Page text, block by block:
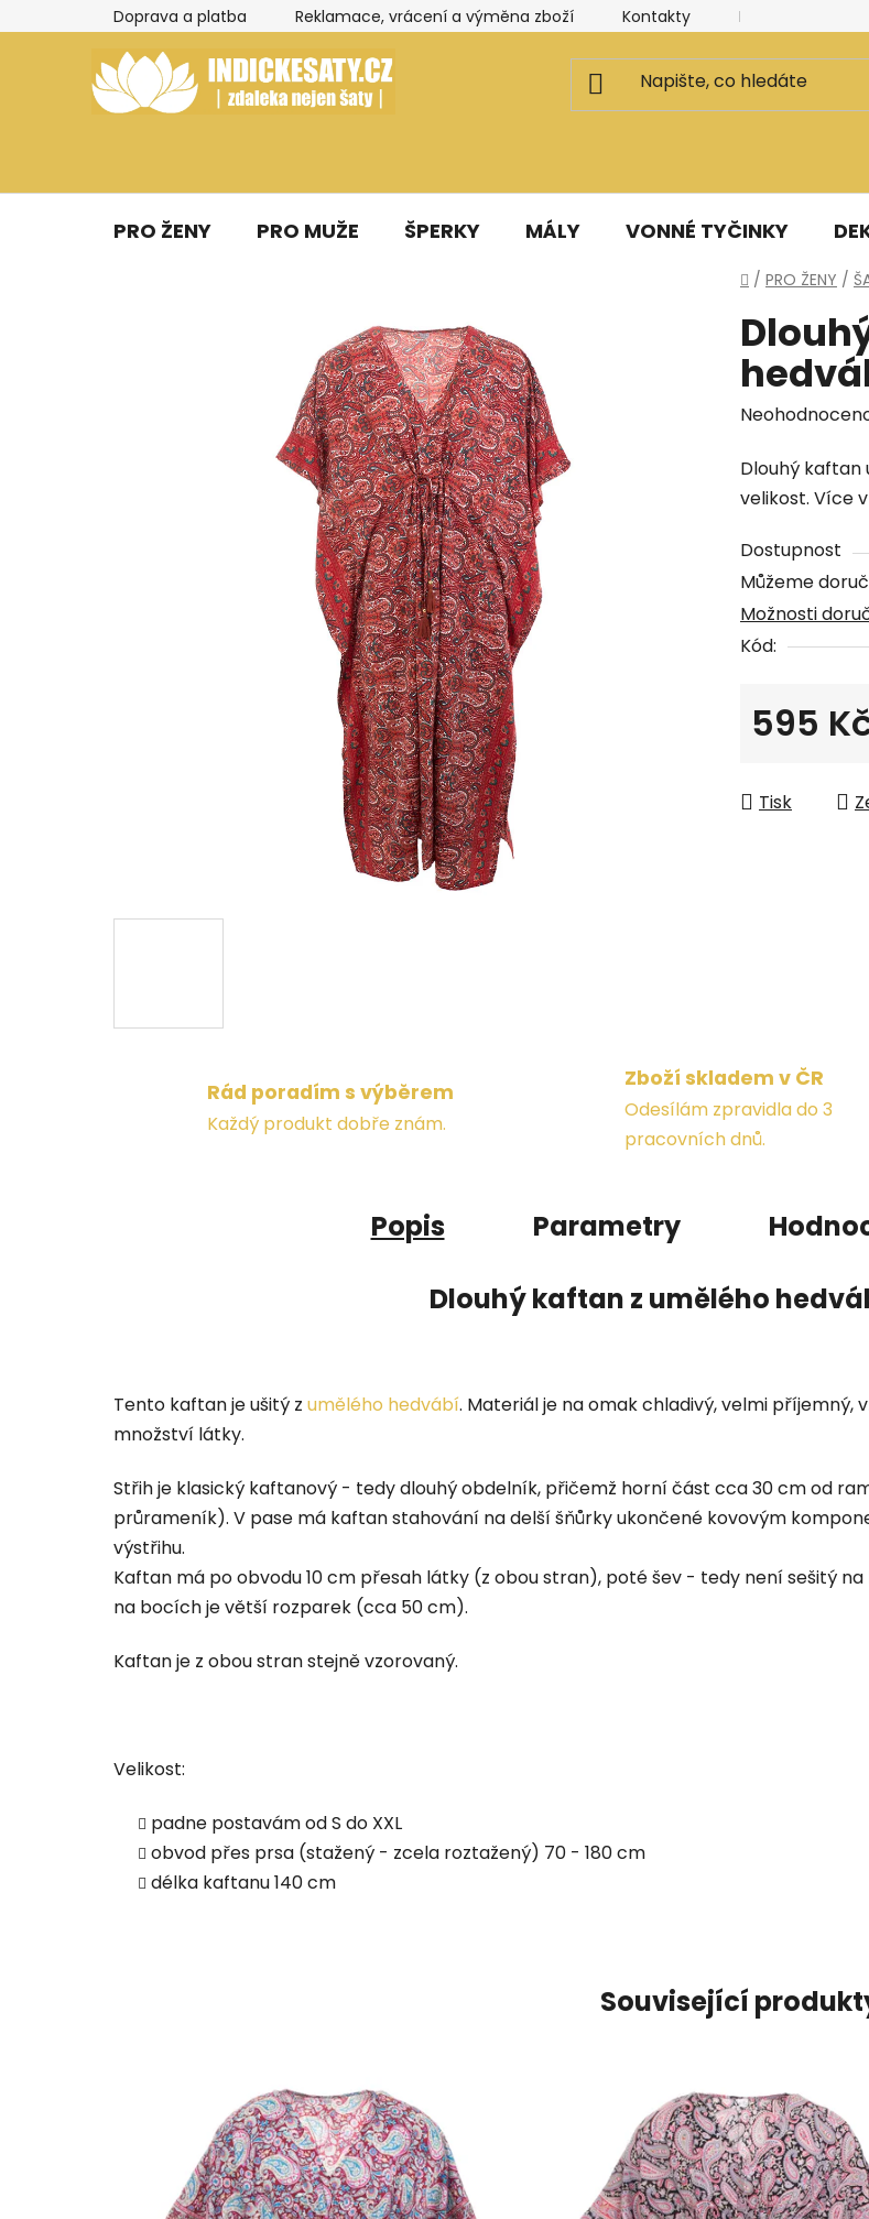
na
Doprava a platba Reklamace, vrácení a výměna zboží Kontakty Kancelář a ateliér
PRO ŽENY PRO MUŽE ŠPERKY MÁLY VONNÉ TYČINKY
Domů
/ PRO ŽENY /
Průměrné
produktu
je
z
5
hvězdiček.
Dlouhý kaftan
velikost. Více
Dostupnost
Můžeme
Možnosti
Kód:
595
Tisk
Rád poradím s výběrem
Každý produkt dobře znám.
Zboží skladem v ČR
Odesílám zpravidla do 3
pracovních dnů.
Popis Parametry
Dlouhý kaftan z umělého
Tento kaftan je ušitý z umělého hedvábí. Materiál je na omak chladivý, velmi příjemný,
množství látky.
Střih je klasický kaftanový - tedy dlouhý obdelník, přičemž horní část cca 30 cm od
průrameník). V pase má kaftan stahování na delší šňůrky ukončené kovovým
výstřihu.
Kaftan má po obvodu 10 cm přesah látky (z obou stran), poté šev - tedy není sešitý
na bocích je větší rozparek (cca 50 cm).
Kaftan je z obou stran stejně vzorovaný.
Velikost:
padne postavám od S do XXL
obvod přes prsa (stažený - zcela roztažený) 70 - 180 cm
délka kaftanu 140 cm
Související